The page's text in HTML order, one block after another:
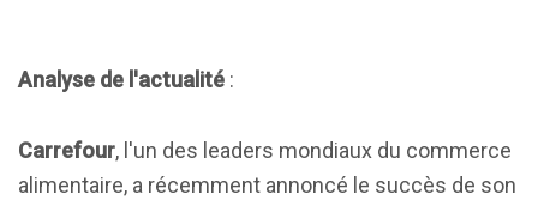
Analyse de l'actualité :
Carrefour, l'un des leaders mondiaux du commerce
alimentaire, a récemment annoncé le succès de son